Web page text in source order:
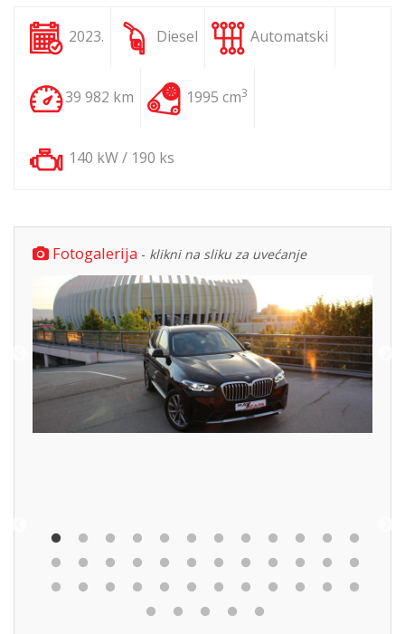
2023. Diesel Automatski
39 982 km 1995 cm3
140 kW / 190 ks
Fotogalerija - klikni na sliku za uvećanje